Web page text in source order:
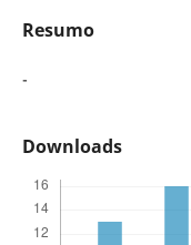
Resumo
-
Downloads